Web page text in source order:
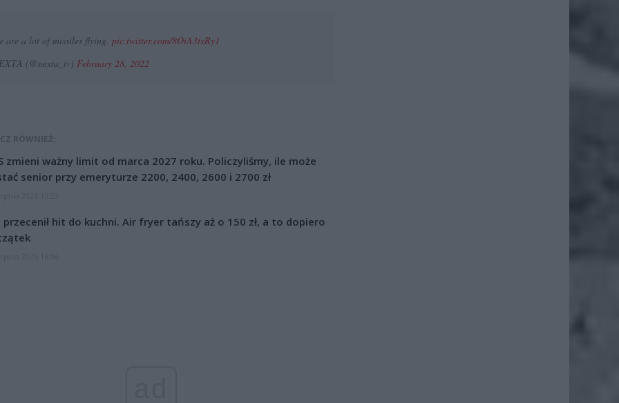
are a lot of missiles flying. pic.twitter.com/8OiA3txRy1
(@nexta_tv) February 28, 2022
RÓWNIEŻ:
zmieni ważny limit od marca 2027 roku. Policzyliśmy, ile może
senior przy emeryturze 2200, 2400, 2600 i 2700 zł
przecenił hit do kuchni. Air fryer tańszy aż o 150 zł, a to dopiero